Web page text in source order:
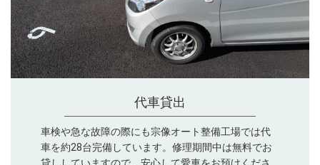
代車貸出
車検や急な故障の際にも宗像オート整備工場では代
車を約28台完備しています。修理期間中は無料でお